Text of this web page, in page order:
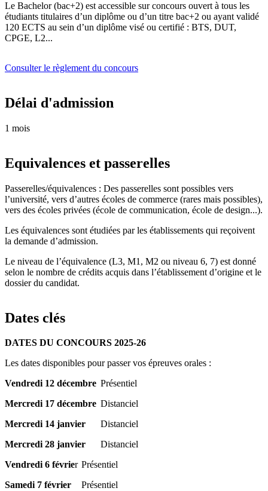
Le Bachelor (bac+2) est accessible sur concours ouvert à tous les
étudiants titulaires d’un diplôme ou d’un titre bac+2 ou ayant validé
120 ECTS au sein d’un diplôme visé ou certifié : BTS, DUT,
CPGE, L2...
Consulter le règlement du concours
Délai d'admission
1 mois
Equivalences et passerelles
Passerelles/équivalences : Des passerelles sont possibles vers
l’université, vers d’autres écoles de commerce (rares mais possibles),
vers des écoles privées (école de communication, école de design...).
Les équivalences sont étudiées par les établissements qui reçoivent
la demande d’admission.
Le niveau de l’équivalence (L3, M1, M2 ou niveau 6, 7) est donné
selon le nombre de crédits acquis dans l’établissement d’origine et le
dossier du candidat.
Dates clés
DATES DU CONCOURS 2025-26
Les dates disponibles pour passer vos épreuves orales :
Vendredi 12 décembre Présentiel
Mercredi 17 décembre Distanciel
Mercredi 14 janvier
Distanciel
Mercredi 28 janvier
Distanciel
Vendredi 6 février Présentiel
Samedi 7 février
Présentiel